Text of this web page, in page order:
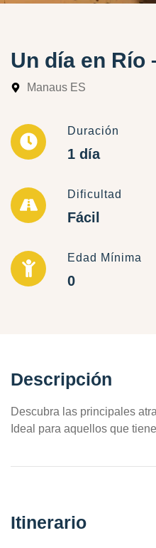
Un día en Río
Manaus ES
Duración
1 día
Dificultad
Fácil
Edad Mínima
0
Descripción
Descubra las principales
Ideal para aquellos que
Itinerario